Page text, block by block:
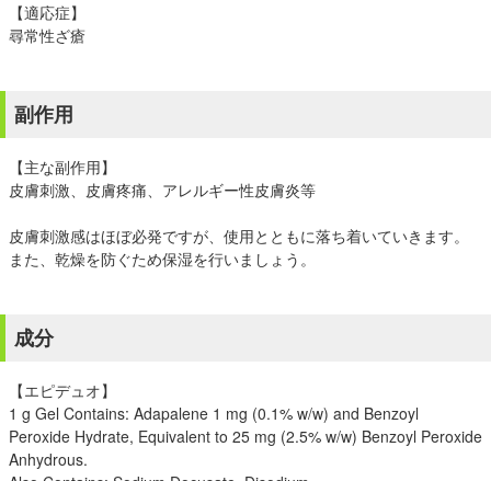
【適応症】
尋常性ざ瘡
副作用
【主な副作用】
皮膚刺激、皮膚疼痛、アレルギー性皮膚炎等
皮膚刺激感はほぼ必発ですが、使用とともに落ち着いていきます。
また、乾燥を防ぐため保湿を行いましょう。
成分
【エピデュオ】
1 g Gel Contains: Adapalene 1 mg (0.1% w/w) and Benzoyl
Peroxide Hydrate, Equivalent to 25 mg (2.5% w/w) Benzoyl Peroxide
Anhydrous.